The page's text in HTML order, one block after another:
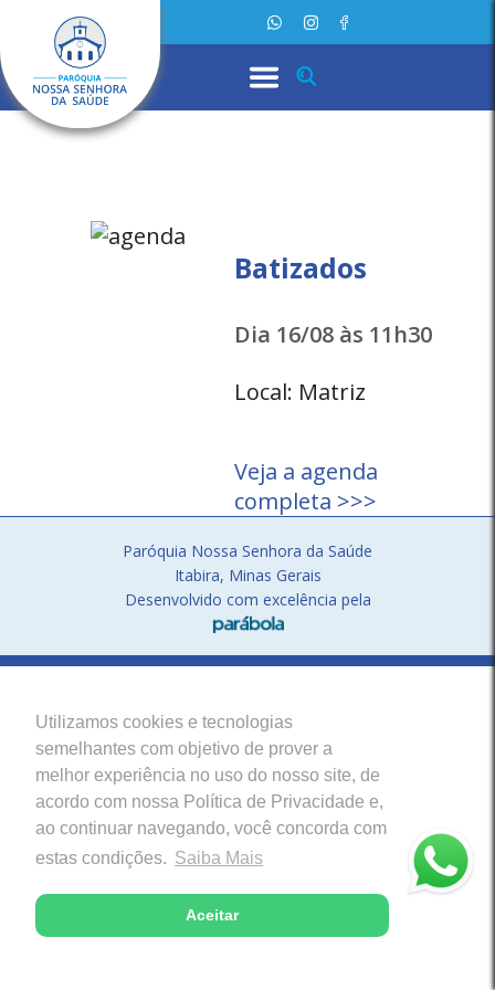
Utilizamos cookies e tecnologias
semelhantes com objetivo de prover a
melhor experiência no uso do nosso site, de
acordo com nossa Política de Privacidade e,
ao continuar navegando, você concorda com
estas condições. Saiba Mais
Aceitar
Batizados
Dia 16/08 às 11h30
Local: Matriz
Veja a agenda
completa >>>
Paróquia Nossa Senhora da Saúde
Itabira, Minas Gerais
Desenvolvido com excelência pela